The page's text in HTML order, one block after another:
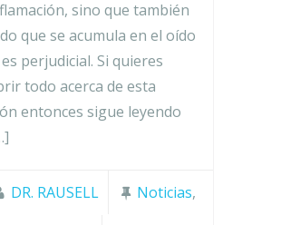
sino que también
que se acumula en el oído
perjudicial. Si quieres
todo acerca de esta
entonces sigue leyendo
DR. RAUSELL Noticias,